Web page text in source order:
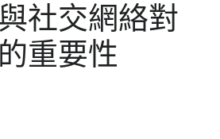
社交網絡對
重要性